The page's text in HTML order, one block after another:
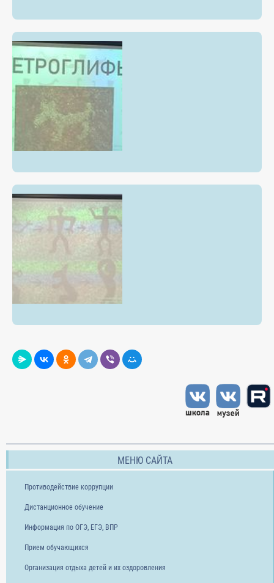
МЕНЮ САЙТА
Противодействие коррупции
Дистанционное обучение
Информация по ОГЭ, ЕГЭ, ВПР
Прием обучающихся
Организация отдыха детей и их оздоровления